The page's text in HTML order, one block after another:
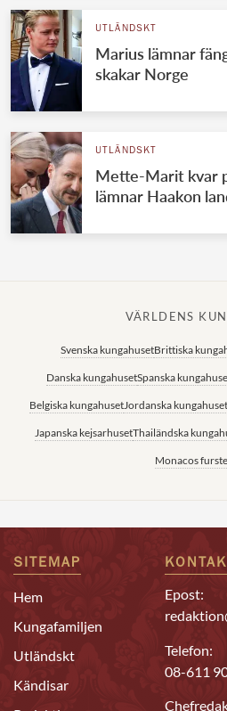
UTLÄNDSKT
Marius lämnar
skakar Norge
UTLÄNDSKT
Mette-Marit kvar
lämnar Haakon
VÄRLDENS
Svenska kungahusetBrittiska
Danska kungahusetSpanska
Belgiska kungahusetJordanska kungahuset
Japanska kejsarhusetThailändska
Monacos
SITEMAP
Hem
Kungafamiljen
Utländskt
Kändisar
Epost:
Telefon:
08-611